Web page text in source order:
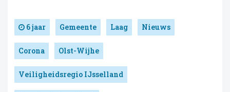
6 jaar Gemeente Laag Nieuws
Corona Olst-Wijhe
Veiligheidsregio IJsselland